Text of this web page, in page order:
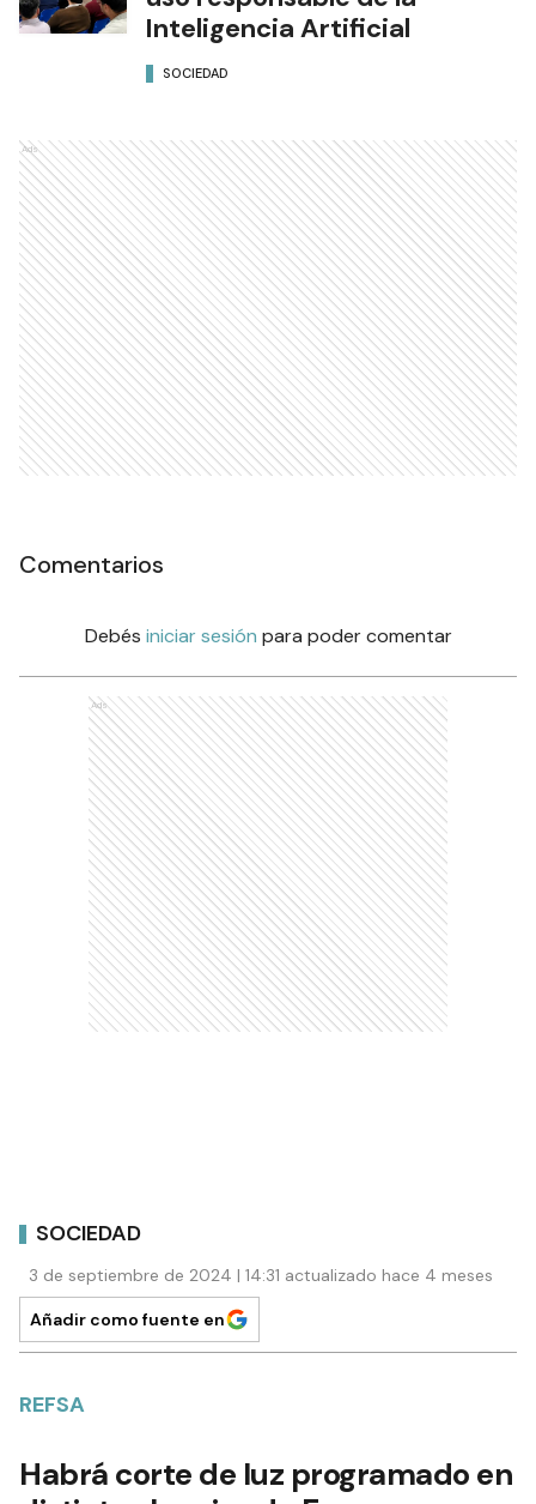
Inteligencia Artificial
SOCIEDAD
Ads
Comentarios
Debés iniciar sesión para poder comentar
Ads
SOCIEDAD
3 de septiembre de 2024 | 14:31 actualizado hace 4 meses
Añadir como fuente en
REFSA
Habrá corte de luz programado en